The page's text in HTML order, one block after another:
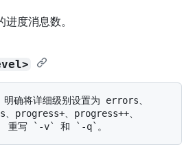
度消息数。
progress+、progress++、